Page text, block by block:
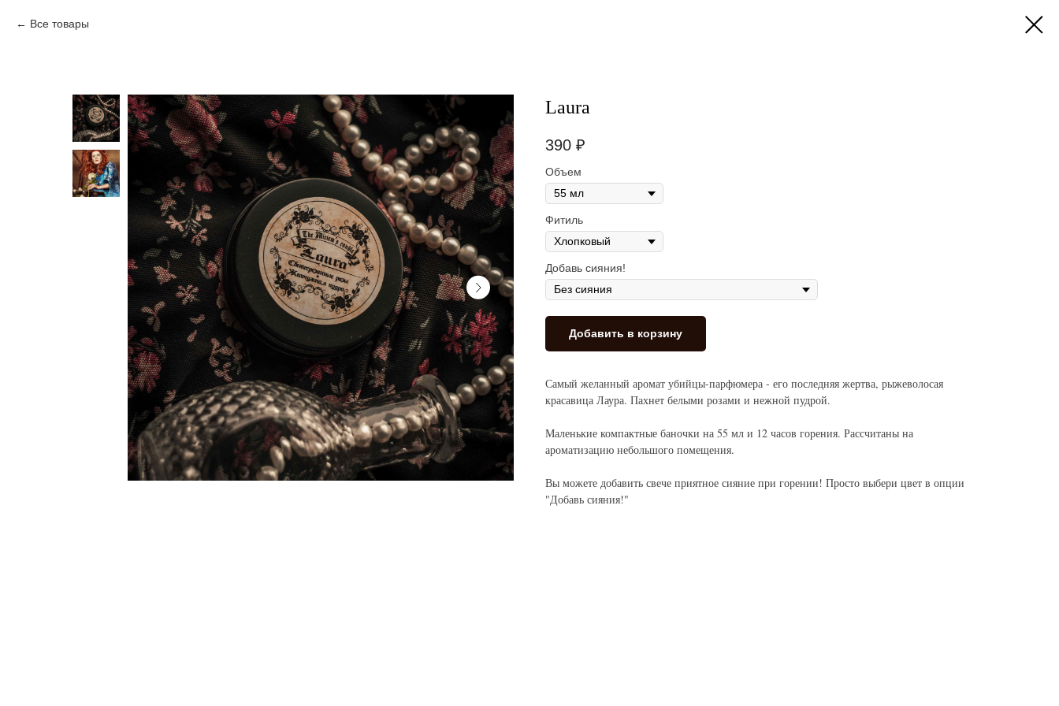
Все товары
Laura
390 ₽
Объем
Фитиль
Добавь сияния!
Добавить в корзину
Самый желанный аромат убийцы-парфюмера - его последняя жертва, рыжеволосая
красавица Лаура. Пахнет белыми розами и нежной пудрой.
Маленькие компактные баночки на 55 мл и 12 часов горения. Рассчитаны на
ароматизацию небольшого помещения.
Вы можете добавить свече приятное сияние при горении! Просто выбери цвет в опции
"Добавь сияния!"